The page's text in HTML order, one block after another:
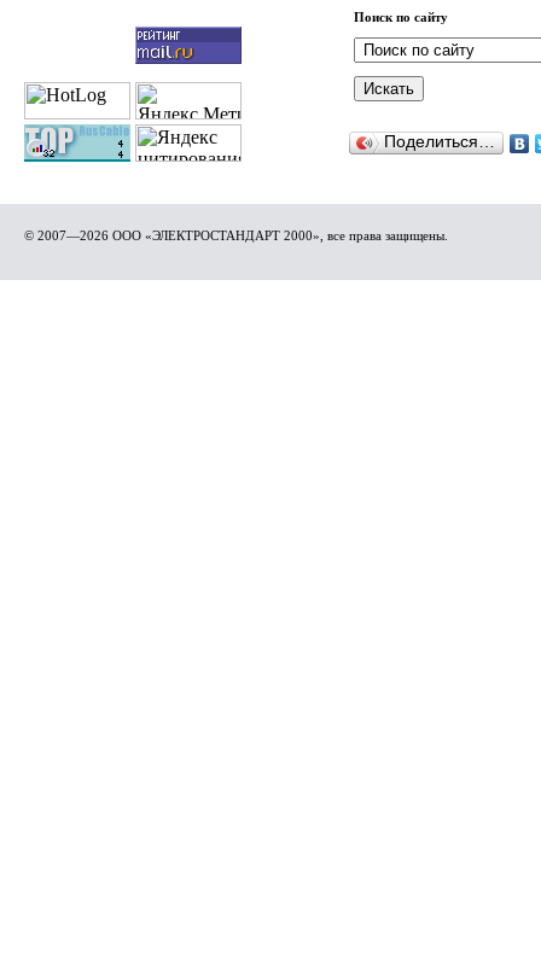
Поиск по сайту
Поделиться…
© 2007—2026 ООО «ЭЛЕКТРОСТАНДАРТ 2000», все права защищены.